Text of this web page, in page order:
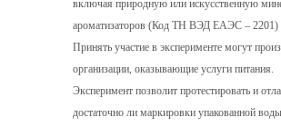
включая природную или искусственную
ароматизаторов (Код ТН ВЭД ЕАЭС – 2201)
Принять участие в эксперименте могут
организации, оказывающие услуги питания.
Эксперимент позволит протестировать и
достаточно ли маркировки упакованной